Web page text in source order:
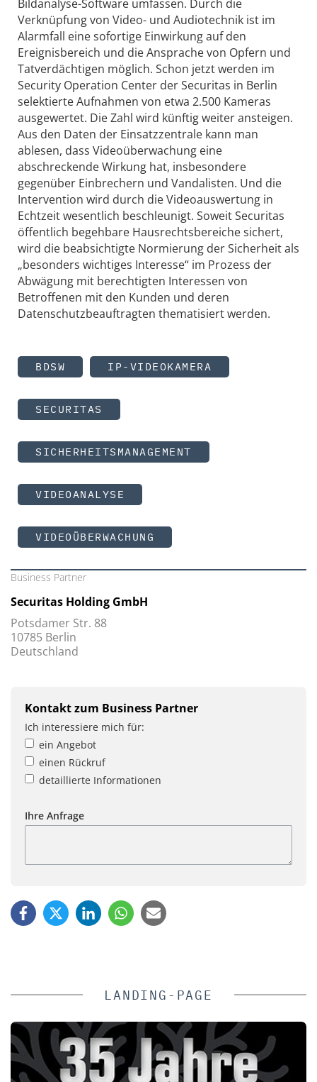
Bildanalyse-Software umfassen. Durch die
Verknüpfung von Video- und Audiotechnik ist im
Alarmfall eine sofortige Einwirkung auf den
Ereignisbereich und die Ansprache von Opfern und
Tatverdächtigen möglich. Schon jetzt werden im
Security Operation Center der Securitas in Berlin
selektierte Aufnahmen von etwa 2.500 Kameras
ausgewertet. Die Zahl wird künftig weiter ansteigen.
Aus den Daten der Einsatzzentrale kann man
ablesen, dass Videoüberwachung eine
abschreckende Wirkung hat, insbesondere
gegenüber Einbrechern und Vandalisten. Und die
Intervention wird durch die Videoauswertung in
Echtzeit wesentlich beschleunigt. Soweit Securitas
öffentlich begehbare Hausrechtsbereiche sichert,
wird die beabsichtigte Normierung der Sicherheit als
„besonders wichtiges Interesse“ im Prozess der
Abwägung mit berechtigten Interessen von
Betroffenen mit den Kunden und deren
Datenschutzbeauftragten thematisiert werden.
BDSW IP-VIDEOKAMERA
SECURITAS
SICHERHEITSMANAGEMENT
VIDEOANALYSE
VIDEOÜBERWACHUNG
Business Partner
Securitas Holding GmbH
Potsdamer Str. 88
10785 Berlin
Deutschland
Kontakt zum Business Partner
Ich interessiere mich für:
ein Angebot
einen Rückruf
detaillierte Informationen
Ihre Anfrage
LANDING-PAGE